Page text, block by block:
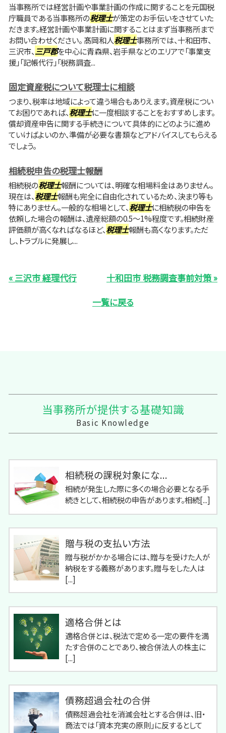
当事務所では経営計画や事業計画の作成に関することを元国税
庁職員である当事務所の税理士が策定のお手伝いをさせていた
だきます。経営計画や事業計画に関することはまず当事務所まで
お問い合わせください。 髙岡和人税理士事務所では、十和田市、
三沢市、三戸郡を中心に青森県、岩手県などのエリアで「事業支
援」「記帳代行」「税務調査...
固定資産税について税理士に相談
つまり、税率は地域によって違う場合もありえます。資産税につい
てお困りであれば、税理士に一度相談することをおすすめします。
償却資産申告に関する手続きについて具体的にどのように進め
ていけばよいのか、準備が必要な書類などアドバイスしてもらえる
でしょう。
相続税申告の税理士報酬
相続税の税理士報酬については、明確な相場料金はありません。
現在は、税理士報酬も完全に自由化されているため、決まり等も
特にありません。一般的な相場として、税理士に相続税の申告を
依頼した場合の報酬は、遺産総額の0.5～1%程度です。相続財産
評価額が高くなればなるほど、税理士報酬も高くなります。ただ
し、トラブルに発展し...
« 三沢市 経理代行
十和田市 税務調査事前対策 »
一覧に戻る
当事務所が提供する基礎知識
Basic Knowledge
相続税の課税対象にな...
相続が発生した際に多くの場合必要となる手
続きとして、相続税の申告があります。相続[...]
贈与税の支払い方法
贈与税がかかる場合には、贈与を受けた人が
納税をする義務があります。贈与をした人は
[...]
適格合併とは
適格合併とは、税法で定める一定の要件を満
たす合併のことであり、被合併法人の株主に
[...]
債務超過会社の合併
債務超過会社を消滅会社とする合併は、旧・
商法では「資本充実の原則」に反するとして